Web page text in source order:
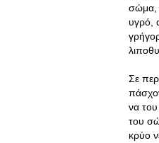
σώμα,
υγρό,
Σε
να
του
κρύο